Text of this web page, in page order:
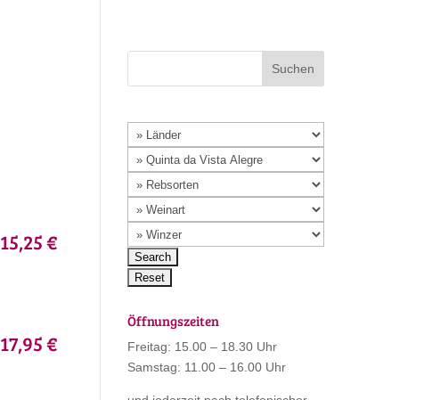
15,25 €
17,95 €
Öffnungszeiten
Freitag: 15.00 – 18.30 Uhr
Samstag: 11.00 – 16.00 Uhr